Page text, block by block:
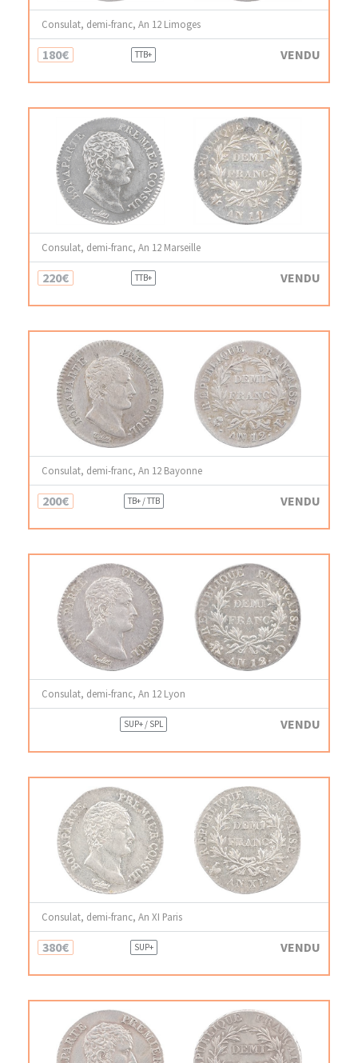
Consulat, demi-franc, An 12 Limoges
180€ TTB+ VENDU
Consulat, demi-franc, An 12 Marseille
220€ TTB+ VENDU
Consulat, demi-franc, An 12 Bayonne
200€ TB+ / TTB VENDU
Consulat, demi-franc, An 12 Lyon
SUP+ / SPL VENDU
Consulat, demi-franc, An XI Paris
380€ SUP+ VENDU